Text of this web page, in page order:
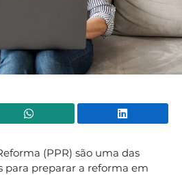
WhatsApp
(PPR) são uma das
para preparar a reforma em